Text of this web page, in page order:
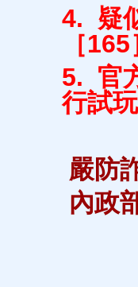
4. 疑
［
5. 官
行試
嚴防
內政